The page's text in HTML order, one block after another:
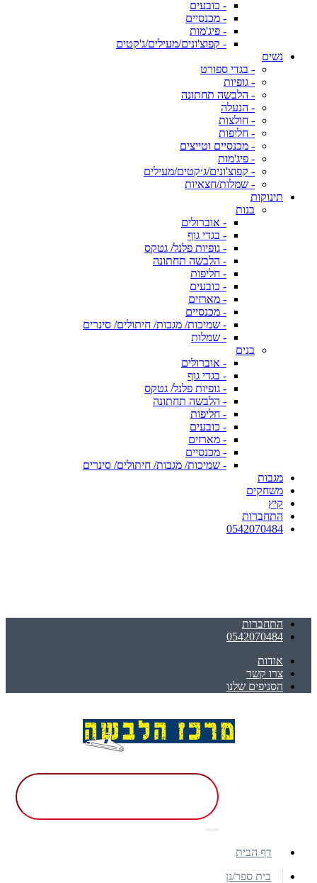
- כובעים
- מכנסיים
- פיג'מות
- קפוצ'ונים/מעילים/ג'קטים
נשים
- בגדי ספורט
- גופיות
- הלבשה תחתונה
- הנעלה
- חולצות
- חליפות
- מכנסיים וטייצים
- פיג'מות
- קפוצ'ונים/ג׳קטים/מעילים
- שמלות/חצאיות
תינוקות
בנות
- אוברולים
- בגדי גוף
- גופיות פלנל/ גטקס
- הלבשה תחתונה
- חליפות
- כובעים
- מארזים
- מכנסיים
- שמיכות/ מגבות/ חיתולים/ סינרים
- שמלות
בנים
- אוברולים
- בגדי גוף
- גופיות פלנל/ גטקס
- הלבשה תחתונה
- חליפות
- כובעים
- מארזים
- מכנסיים
- שמיכות/ מגבות/ חיתולים/ סינרים
מגבות
משחקים
קיץ
התחברות
0542070484
התחברות
0542070484
אודות
צרו קשר
הסניפים שלנו
דף הבית
בית ספר/גן